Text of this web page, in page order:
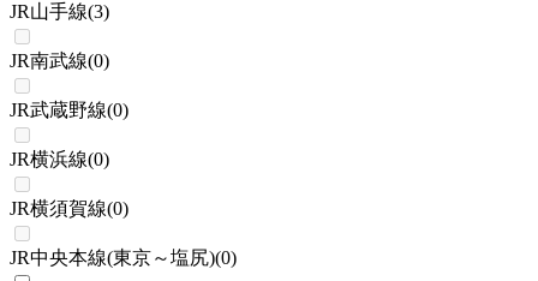
JR山手線(3)
JR南武線(0)
JR武蔵野線(0)
JR横浜線(0)
JR横須賀線(0)
JR中央本線(東京～塩尻)(0)